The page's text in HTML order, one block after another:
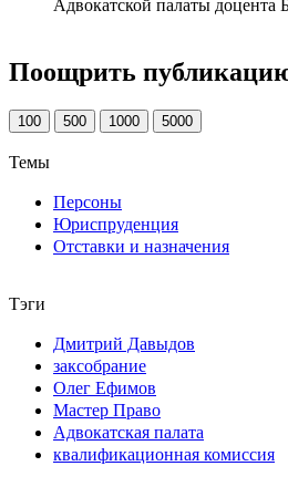
Адвокатской палаты
Поощрить
100 500 1000 5000
Темы
Персоны
Юриспруденция
Отставки и назначения
Тэги
Дмитрий Давыдов
заксобрание
Олег Ефимов
Мастер Право
Адвокатская палата
квалификационная комиссия